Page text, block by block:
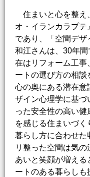
住まいと心を整え
オ・イランカラプ
であり、「空間デ
和江さんは、30年
在はリフォーム工事
ートの選び方の相
心の奥にある潜在意
ザイン心理学に基づ
った安全性の高い
を感じる住まいづ
暮らし方に合わせた
リ整った空間は気
あいと笑顔が増え
ートのある暮らし